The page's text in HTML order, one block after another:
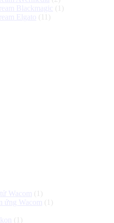
Blackmagic (1)
Elgato (11)
Wacom (1)
ứng Wacom (1)
(1)